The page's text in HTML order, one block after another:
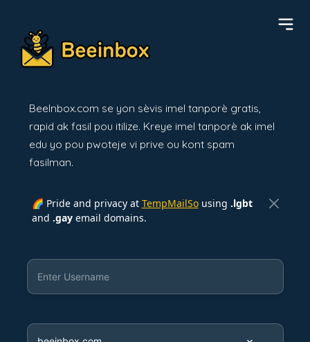
BeeInbox.com se yon sèvis imel tanporè gratis,
rapid ak fasil pou itilize. Kreye imel tanporè ak imel
edu yo pou pwoteje vi prive ou kont spam
fasilman.
🌈 Pride and privacy at TempMailSousing .lgbt
and .gayemail domains.